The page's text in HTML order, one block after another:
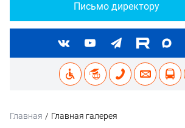
Письмо директору
Главная / Главная галерея